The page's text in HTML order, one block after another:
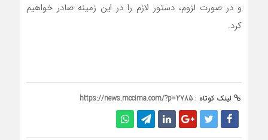
و در صورت لزوم، دستور لازم را در این زمینه صادر خواهیم
کرد.
لینک کوتاه : https://news.mccima.com/?p=2785